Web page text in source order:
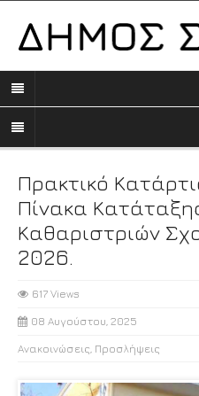
Πρακτικό
Πίνακα
Καθαριστριών
2026.
617 Views
08 Αυγούστου, 2025
Ανακοινώσεις Προσλήψεις